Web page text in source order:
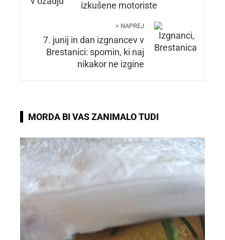
izkušene motoriste
> NAPREJ
7. junij in dan izgnancev v
Brestanici: spomin, ki naj
nikakor ne izgine
MORDA BI VAS ZANIMALO TUDI